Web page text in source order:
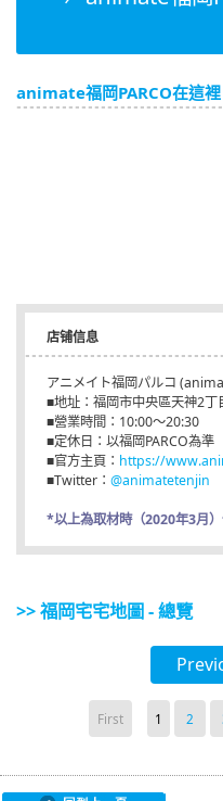
animate福岡PARCO在這裡
店铺信息
アニメイト福岡パルコ
■地址：福岡市中央區天神2丁
■營業時間：10:00～20:30
■定休日：以福岡PARCO為準
■官方主頁： https://
■Twitter： @animatetenjin
*以上為取材時（2020年3月
>> 福岡宅宅地圖 - 總覽
First 1 2